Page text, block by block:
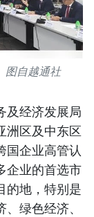
图自越通社
及经济发展局
洲区及中东区
国企业高管认
企业的首选市
的地，特别是
绿色经济、